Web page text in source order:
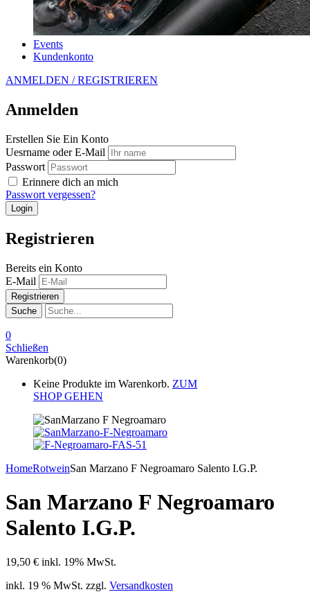
Events
Kundenkonto
ANMELDEN / REGISTRIEREN
Anmelden
Erstellen Sie Ein Konto
Uesrname oder E-Mail
Passwort
Erinnere dich an mich
Passwort vergessen?
Registrieren
Bereits ein Konto
E-Mail
Suche
0
Schließen
Warenkorb(0)
Keine Produkte im Warenkorb. ZUM
SHOP GEHEN
HomeRotweinSan Marzano F Negroamaro Salento I.G.P.
San Marzano F Negroamaro
Salento I.G.P.
19,50 € inkl. 19% MwSt.
inkl. 19 % MwSt. zzgl. Versandkosten